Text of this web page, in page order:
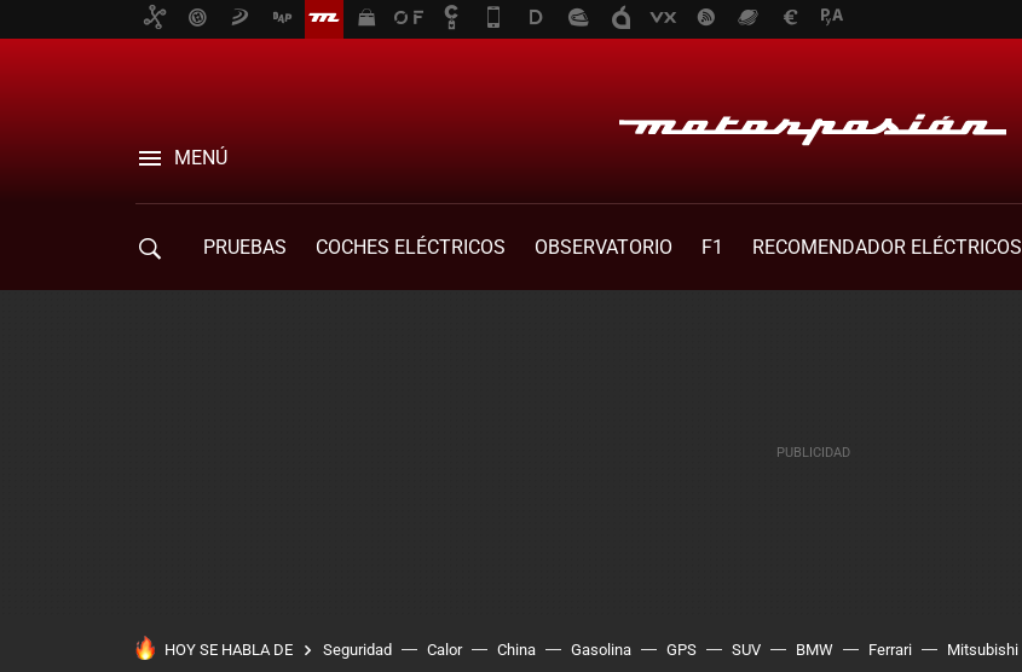
MENÚ
PRUEBAS COCHES ELÉCTRICOS OBSERVATORIO F1
RECOMENDADOR ELÉCTRICOS
HOY SE HABLA DE Seguridad Calor China Gasolina GPS SUV BMW Ferrari Mitsubishi